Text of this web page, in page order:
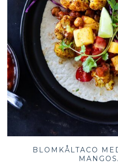
BLOMKÅLTACO